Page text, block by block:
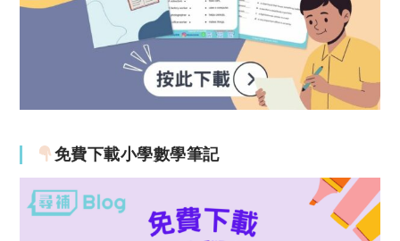
免費下載小學數學筆記